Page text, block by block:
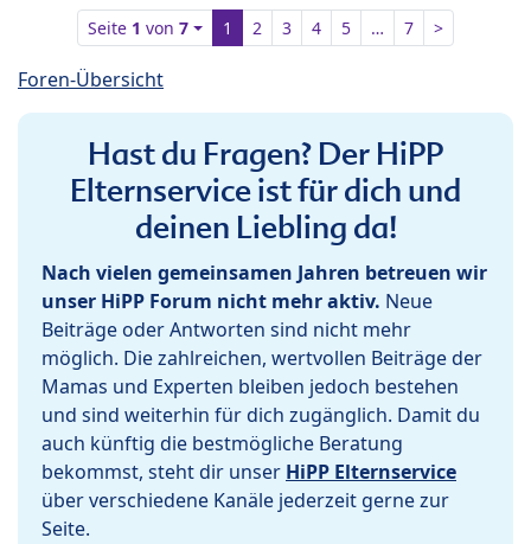
Seite 1 von7 1 2 3 4 5 … 7 >
Foren-Übersicht
Hast du Fragen? Der HiPP
Elternservice ist für dich und
deinen Liebling da!
Nach vielen gemeinsamen Jahren betreuen wir
unser HiPP Forum nicht mehr aktiv. Neue
Beiträge oder Antworten sind nicht mehr
möglich. Die zahlreichen, wertvollen Beiträge der
Mamas und Experten bleiben jedoch bestehen
und sind weiterhin für dich zugänglich. Damit du
auch künftig die bestmögliche Beratung
bekommst, steht dir unser HiPP Elternservice
über verschiedene Kanäle jederzeit gerne zur
Seite.